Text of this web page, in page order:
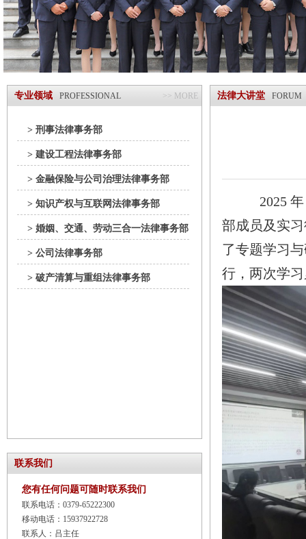
专业领域 PROFESSIONAL >> MORE
> 刑事法律事务部
> 建设工程法律事务部
> 金融保险与公司治理法律事务部
> 知识产权与互联网法律事务部
> 婚姻、交通、劳动三合一法律事务部
> 公司法律事务部
> 破产清算与重组法律事务部
联系我们
您有任何问题可随时联系我们
联系电话：0379-65222300
移动电话：15937922728
联系人：吕主任
法律大讲堂 FORUM
2025
部成员及实
了专题学习
行，两次学